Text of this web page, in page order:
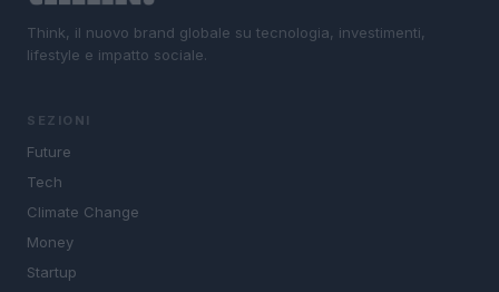
Think, il nuovo brand globale su tecnologia, investimenti,
lifestyle e impatto sociale.
SEZIONI
Future
Tech
Climate Change
Money
Startup